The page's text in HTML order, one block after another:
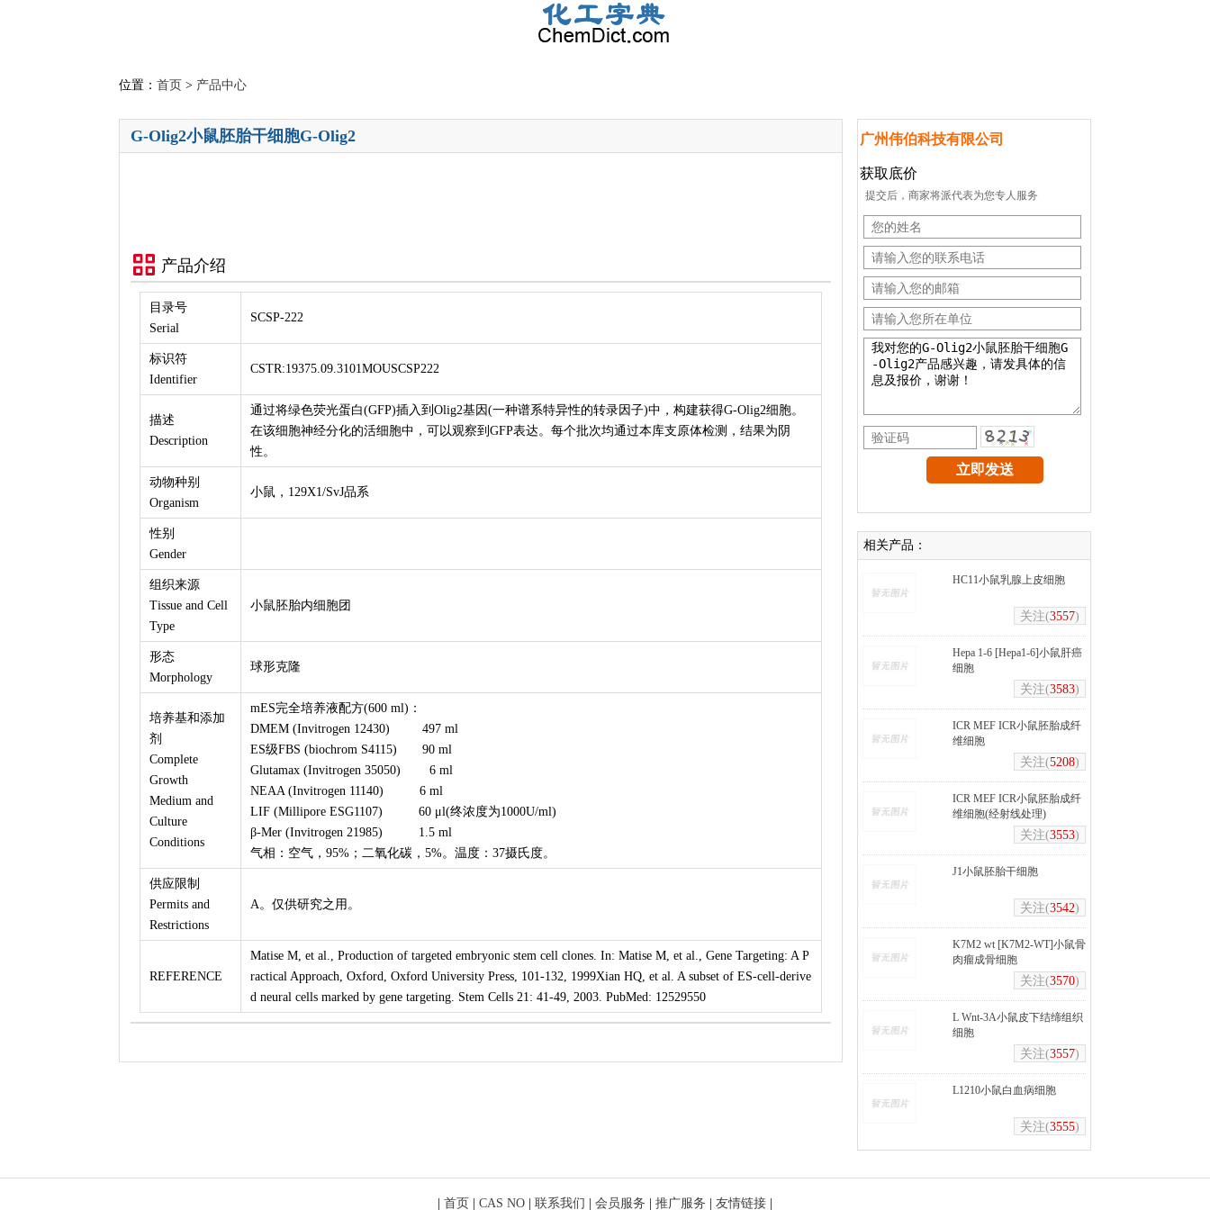
位置： 首页 > 产品中心
G-Olig2小鼠胚胎干细胞G-Olig2
产品介绍
目录号
Serial
SCSP-222
标识符
Identifier
CSTR:19375.09.3101MOUSCSP222
描述
Description
通过将绿色荧光蛋白(GFP)插入到Olig2基因(一种谱系特异性的转录因子)中，构建获得G-Olig2细胞。
在该细胞神经分化的活细胞中，可以观察到GFP表达。每个批次均通过本库支原体检测，结果为阴
性。
动物种别
Organism
小鼠，129X1/SvJ品系
性别
Gender
组织来源
Tissue and Cell
Type
小鼠胚胎内细胞团
形态
Morphology
球形克隆
培养基和添加
剂
Complete
Growth
Medium and
Culture
Conditions
mES完全培养液配方(600 ml)：
DMEM (Invitrogen 12430) 497 ml
ES级FBS (biochrom S4115) 90 ml
Glutamax (Invitrogen 35050) 6 ml
NEAA (Invitrogen 11140) 6 ml
LIF (Millipore ESG1107) 60 μl(终浓度为1000U/ml)
β-Mer (Invitrogen 21985) 1.5 ml
气相：空气，95%；二氧化碳，5%。温度：37摄氏度。
供应限制
Permits and
Restrictions
A。仅供研究之用。
REFERENCE
Matise M, et al., Production of targeted embryonic stem cell clones. In: Matise M, et al., Gene Targeting: A P
ractical Approach, Oxford, Oxford University Press, 101-132, 1999Xian HQ, et al. A subset of ES-cell-derive
d neural cells marked by gene targeting. Stem Cells 21: 41-49, 2003. PubMed: 12529550
广州伟伯科技有限公司
获取底价
提交后，商家将派代表为您专人服务
相关产品：
HC11小鼠乳腺上皮细胞
关注(3557)
Hepa 1-6 [Hepa1-6]小鼠肝癌
细胞
关注(3583)
ICR MEF ICR小鼠胚胎成纤
维细胞
关注(5208)
ICR MEF ICR小鼠胚胎成纤
维细胞(经射线处理)
关注(3553)
J1小鼠胚胎干细胞
关注(3542)
K7M2 wt [K7M2-WT]小鼠骨
肉瘤成骨细胞
关注(3570)
L Wnt-3A小鼠皮下结缔组织
细胞
关注(3557)
L1210小鼠白血病细胞
关注(3555)
首页 CAS NO 联系我们 会员服务 推广服务 友情链接